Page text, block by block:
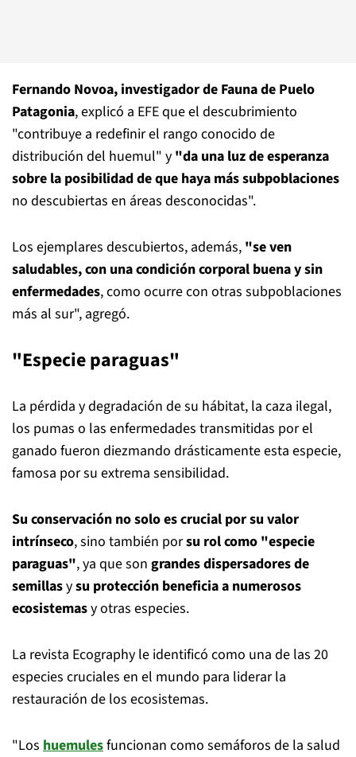
Fernando Novoa, investigador de Fauna de Puelo
Patagonia, explicó a EFE que el descubrimiento
"contribuye a redefinir el rango conocido de
distribución del huemul" y "da una luz de esperanza
sobre la posibilidad de que haya más subpoblaciones
no descubiertas en áreas desconocidas".
Los ejemplares descubiertos, además, "se ven
saludables, con una condición corporal buena y sin
enfermedades, como ocurre con otras subpoblaciones
más al sur", agregó.
"Especie paraguas"
La pérdida y degradación de su hábitat, la caza ilegal,
los pumas o las enfermedades transmitidas por el
ganado fueron diezmando drásticamente esta especie,
famosa por su extrema sensibilidad.
Su conservación no solo es crucial por su valor
intrínseco, sino también porsu rol como "especie
paraguas", ya que son grandes dispersadores de
semillasysu protección beneficia a numerosos
ecosistemasy otras especies.
La revista Ecography le identificó como una de las 20
especies cruciales en el mundo para liderar la
restauración de los ecosistemas.
"Los huemulesfuncionan como semáforos de la salud